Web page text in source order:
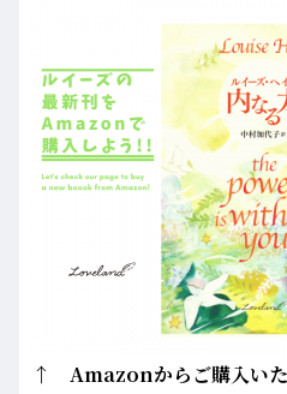
↑ Amazonからご購入い